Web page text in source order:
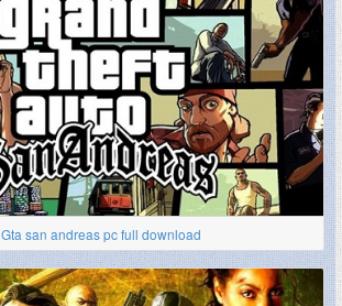
Gta san andreas pc full download